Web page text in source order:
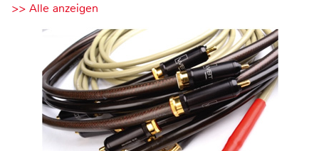
>> Alle anzeigen